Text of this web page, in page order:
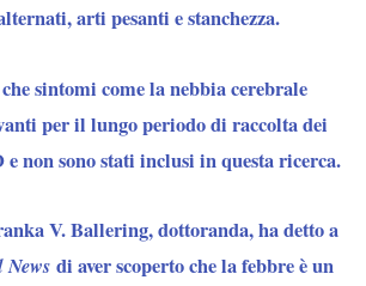
arti pesanti e stanchezza.
sintomi come la nebbia cerebrale
per il lungo periodo di raccolta dei
non sono stati inclusi in questa ricerca.
V. Ballering, dottoranda, ha detto a
News di aver scoperto che la febbre è un